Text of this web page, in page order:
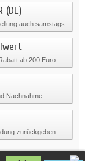
(DE)
auch samstags
ab 200 Euro
Nachnahme
zurückgeben